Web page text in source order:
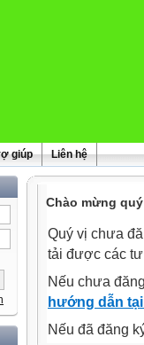
giúp Liên hệ
Chào mừng
Quý vị chưa
tải được các
Nếu chưa
hướng dẫn
Nếu đã đăng